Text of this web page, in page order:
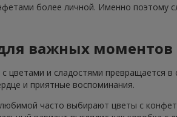
более личной. Именно поэтому
важных моментов
и сладостями превращается в
и приятные воспоминания.
часто выбирают цветы с